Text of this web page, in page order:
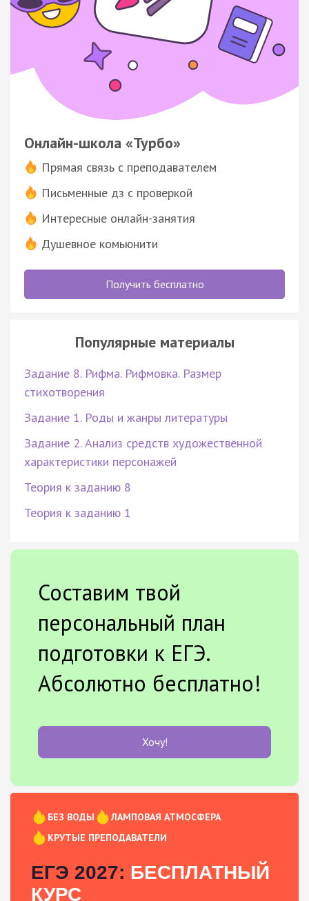
Онлайн-школа «Турбо»
Прямая связь с преподавателем
Письменные дз с проверкой
Интересные онлайн-занятия
Душевное комьюнити
Получить бесплатно
Популярные материалы
Задание 8. Рифма. Рифмовка. Размер
стихотворения
Задание 1. Роды и жанры литературы
Задание 2. Анализ средств художественной
характеристики персонажей
Теория к заданию 8
Теория к заданию 1
Составим твой
персональный план
подготовки к ЕГЭ.
Абсолютно бесплатно!
Хочу!
БЕЗ ВОДЫ
ЛАМПОВАЯ АТМОСФЕРА
КРУТЫЕ ПРЕПОДАВАТЕЛИ
ЕГЭ 2027: БЕСПЛАТНЫЙ
КУРС